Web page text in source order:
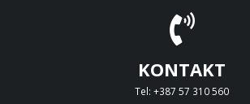
KONTAKT
Tel: +387 57 310 560